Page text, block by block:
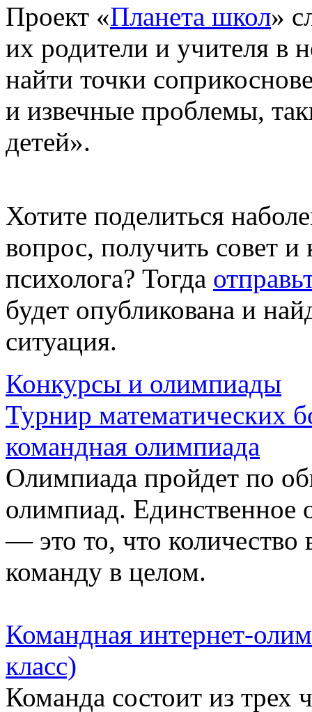
Проект «Планета школ»
их родители и учителя в
найти точки
и извечные проблемы,
детей».
Хотите поделиться
вопрос, получить совет
психолога? Тогда
будет опубликована и
ситуация.
Конкурсы и олимпиады
Турнир математических
командная олимпиада
Олимпиада пройдет по
олимпиад. Единственное
— это то, что количество
команду в целом.
Командная интернет-
класс)
Команда состоит из